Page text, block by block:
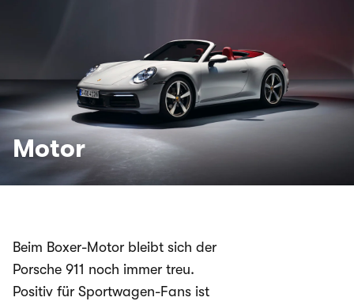
Motor
Beim Boxer-Motor bleibt sich der
Porsche 911 noch immer treu.
Positiv für Sportwagen-Fans ist